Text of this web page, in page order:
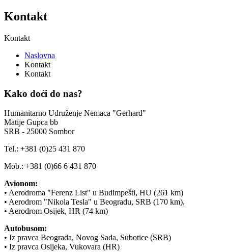
Kontakt
Kontakt
Naslovna
Kontakt
Kontakt
Kako doći do nas?
Humanitarno Udruženje Nemaca "Gerhard"
Matije Gupca bb
SRB - 25000 Sombor
Tel.: +381 (0)25 431 870
Mob.: +381 (0)66 6 431 870
Avionom:
• Aerodroma "Ferenz List" u Budimpešti, HU (261 km)
• Aerodrom "Nikola Tesla" u Beogradu, SRB (170 km),
• Aerodrom Osijek, HR (74 km)
Autobusom:
• Iz pravca Beograda, Novog Sada, Subotice (SRB)
• Iz pravca Osijeka, Vukovara (HR)